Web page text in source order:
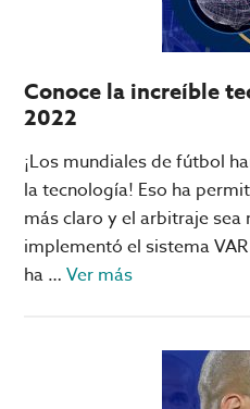
el
del
en
Conoce la increíble
2022
¡Los mundiales de fútbol
la tecnología! Eso ha
más claro y el arbitraje
implementó el sistema
ha …Ver másacerca
increíble